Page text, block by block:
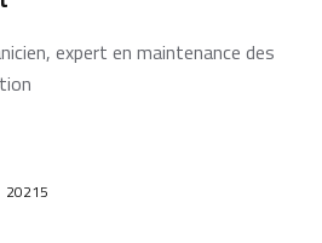
expert en maintenance des
20215